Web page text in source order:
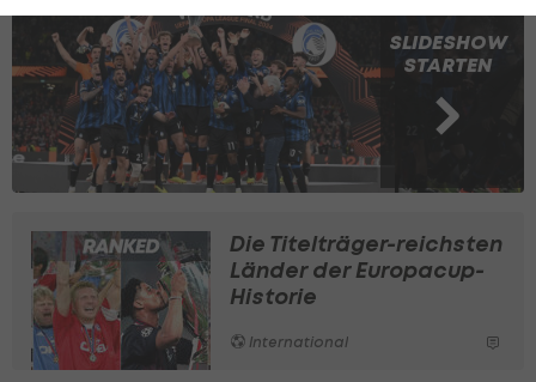
SLIDESHOW
STARTEN
Die Titelträger-reichsten
Länder der Europacup-
Historie
International